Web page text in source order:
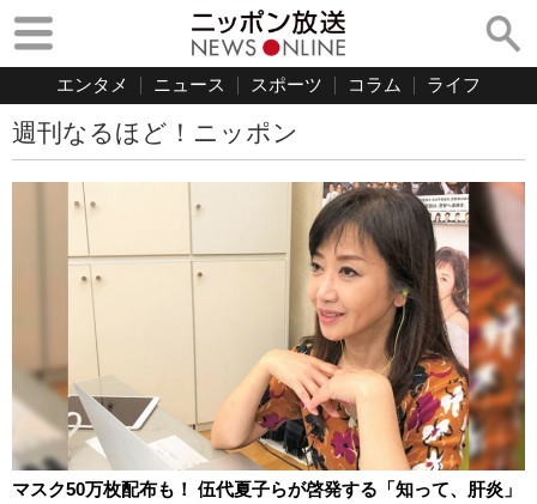
エンタメ ニュース スポーツ コラム ライフ
週刊なるほど！ニッポン
マスク50万枚配布も！ 伍代夏子らが啓発する「知って、肝炎」